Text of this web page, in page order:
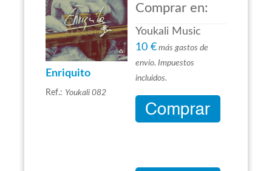
Enriquito
Ref.: Youkali 082
Comprar en:
Youkali Music
10 € más gastos de
envío. Impuestos
incluidos.